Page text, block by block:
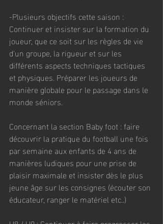
-Plusieurs objectifs cette saison :
Continuer et insister sur la formation du
joueur, que ce soit sur les règles de vie
d'un groupe, la rigueur et sur les
différents aspects techniques tactiques
et physiques. Préparer les joueurs de
manière globale pour le passage dans le
monde séniors.
Concernant la section Baby foot : faire
découvrir la pratique du football une fois
par semaine aux enfants de 4 ans de
manières ludiques pour une prise de
plaisir maximale et insister dès le plus
jeune âge sur les consignes (écouter son
éducateur, ranger le matériel etc..)